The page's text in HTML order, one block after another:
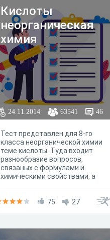
Кислоты
неорганическая
химия
24.11.2014 63541 46
Тест представлен для 8-го
класса неорганической химии
теме кислоты. Туда входит
разнообразие вопросов,
связаных с формулами и
химическими свойствами, а
75
27